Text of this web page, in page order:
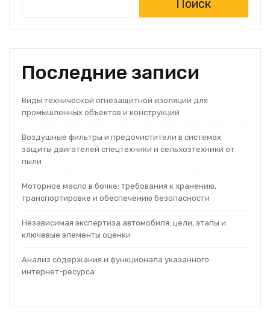
Поиск
Последние записи
Виды технической огнезащитной изоляции для
промышленных объектов и конструкций
Воздушные фильтры и предочистители в системах
защиты двигателей спецтехники и сельхозтехники от
пыли
Моторное масло в бочке: требования к хранению,
транспортировке и обеспечению безопасности
Независимая экспертиза автомобиля: цели, этапы и
ключевые элементы оценки
Анализ содержания и функционала указанного
интернет-ресурса